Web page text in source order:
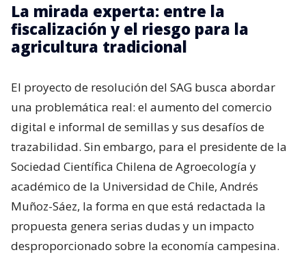
La mirada experta: entre la
fiscalización y el riesgo para la
agricultura tradicional
El proyecto de resolución del SAG busca abordar
una problemática real: el aumento del comercio
digital e informal de semillas y sus desafíos de
trazabilidad. Sin embargo, para el presidente de la
Sociedad Científica Chilena de Agroecología y
académico de la Universidad de Chile, Andrés
Muñoz-Sáez, la forma en que está redactada la
propuesta genera serias dudas y un impacto
desproporcionado sobre la economía campesina.